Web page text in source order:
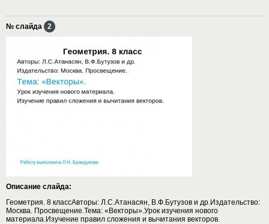
№ слайда 2
Описание слайда:
Геометрия. 8 классАвторы: Л.С.Атанасян, В.Ф.Бутузов и др.Издательство:
Москва. Просвещение.Тема: «Векторы».Урок изучения нового
материала.Изучение правил сложения и вычитания векторов.